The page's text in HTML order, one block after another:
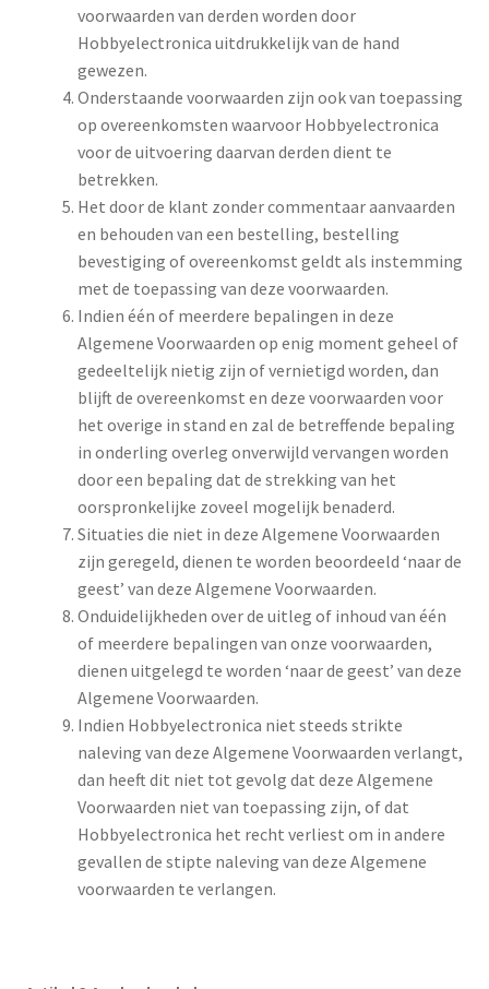
voorwaarden van derden worden door
Hobbyelectronica uitdrukkelijk van de hand
gewezen.
Onderstaande voorwaarden zijn ook van toepassing
op overeenkomsten waarvoor Hobbyelectronica
voor de uitvoering daarvan derden dient te
betrekken.
Het door de klant zonder commentaar aanvaarden
en behouden van een bestelling, bestelling
bevestiging of overeenkomst geldt als instemming
met de toepassing van deze voorwaarden.
Indien één of meerdere bepalingen in deze
Algemene Voorwaarden op enig moment geheel of
gedeeltelijk nietig zijn of vernietigd worden, dan
blijft de overeenkomst en deze voorwaarden voor
het overige in stand en zal de betreffende bepaling
in onderling overleg onverwijld vervangen worden
door een bepaling dat de strekking van het
oorspronkelijke zoveel mogelijk benaderd.
Situaties die niet in deze Algemene Voorwaarden
zijn geregeld, dienen te worden beoordeeld ‘naar de
geest’ van deze Algemene Voorwaarden.
Onduidelijkheden over de uitleg of inhoud van één
of meerdere bepalingen van onze voorwaarden,
dienen uitgelegd te worden ‘naar de geest’ van deze
Algemene Voorwaarden.
Indien Hobbyelectronica niet steeds strikte
naleving van deze Algemene Voorwaarden verlangt,
dan heeft dit niet tot gevolg dat deze Algemene
Voorwaarden niet van toepassing zijn, of dat
Hobbyelectronica het recht verliest om in andere
gevallen de stipte naleving van deze Algemene
voorwaarden te verlangen.